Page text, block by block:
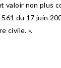
valoir non plus
du 17 juin
civile. ».